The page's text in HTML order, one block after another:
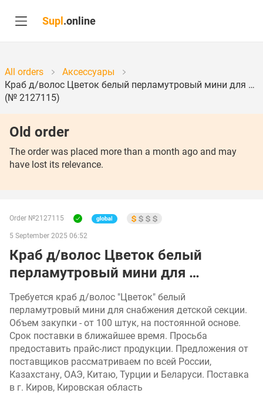
Supl .online
All orders
Аксессуары
Краб д/волос Цветок белый перламутровый мини для …
(№ 2127115)
Old order
The order was placed more than a month ago and may
have lost its relevance.
Order №2127115
5 September 2025 06:52
Краб д/волос Цветок белый
перламутровый мини для …
Требуется краб д/волос "Цветок" белый
перламутровый мини для снабжения детской секции.
Объем закупки - от 100 штук, на постоянной основе.
Срок поставки в ближайшее время. Просьба
предоставить прайс-лист продукции. Предложения от
поставщиков рассматриваем по всей России,
Казахстану, ОАЭ, Китаю, Турции и Беларуси. Поставка
в г. Киров, Кировская область